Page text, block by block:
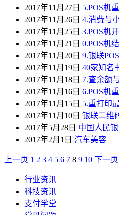
2017年11月27日 5.POS机
2017年11月26日 4.消费与
2017年11月25日 3.POS机
2017年11月21日 0.POS机
2017年11月20日 9.银联
2017年11月19日 40家知名
2017年11月18日 7.查余额
2017年11月16日 6.POS机
2017年11月15日 5.重打印
2017年11月10日 银联二维
2017年5月28日 中国人民
2017年2月1日 汽车美容
上一页 1 2 3 4 5 6 7 8 9 10 下一页
行业资讯
科技资讯
支付学堂